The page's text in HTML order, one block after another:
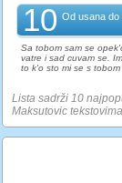
10 Od usana do
Sa tobom sam se
vatre i sad cuvam se.
to k'o sto mi se s
Lista sadrži 10
Maksutovic